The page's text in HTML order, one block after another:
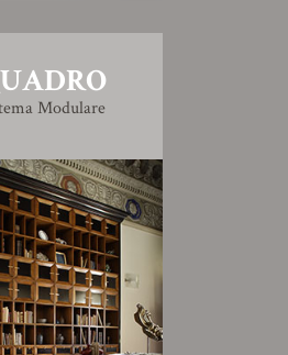
Modulare